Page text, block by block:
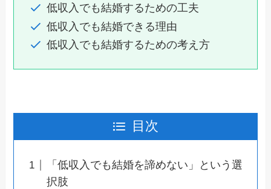
低収入でも結婚するための工夫
低収入でも結婚できる理由
低収入でも結婚するための考え方
目次
「低収入でも結婚を諦めない」という選
択肢